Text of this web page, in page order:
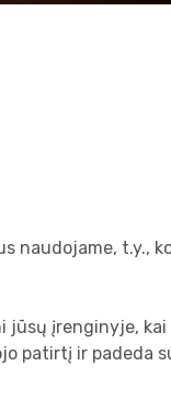
naudojame, t.y.,
įrenginyje,
patirtį ir padeda